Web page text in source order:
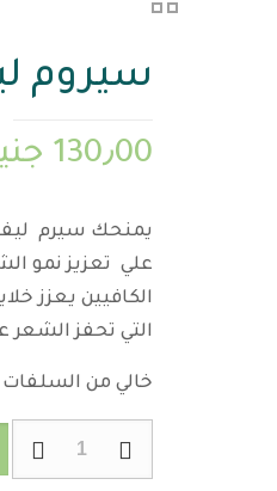
سيروم
130٫00
يمنحك سيرم
علي تعزيز نمو
التي تحفز الشعر
خالي من السلفات